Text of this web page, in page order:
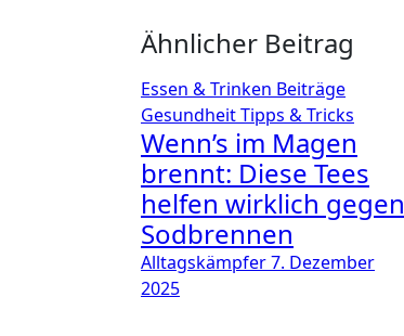
Ähnlicher Beitrag
Essen & Trinken Beiträge
GesundheitTipps & Tricks
Wenn’s im Magen
brennt: Diese Tees
helfen wirklich gegen
Sodbrennen
Alltagskämpfer7. Dezember
2025